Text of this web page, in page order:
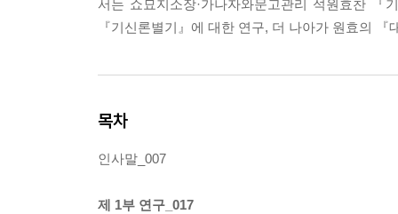
서는 쇼묘지소장·가나자와문고관리 석원효찬
『기신론별기』에 대한 연구, 더 나아가 원효의
목차
인사말_007
제 1부 연구_017